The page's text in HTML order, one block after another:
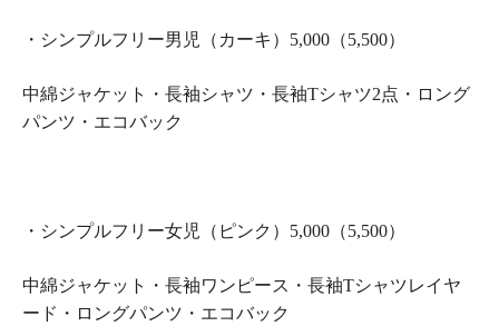
・シンプルフリー男児（カーキ）5,000（5,500）
中綿ジャケット・長袖シャツ・長袖Tシャツ2点・ロング
パンツ・エコバック
・シンプルフリー女児（ピンク）5,000（5,500）
中綿ジャケット・長袖ワンピース・長袖Tシャツレイヤ
ード・ロングパンツ・エコバック